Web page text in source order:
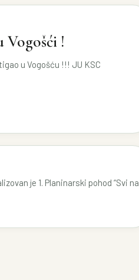
!
u Vogošću !!! JU KSC
je 1. Planinarski pohod “Svi na